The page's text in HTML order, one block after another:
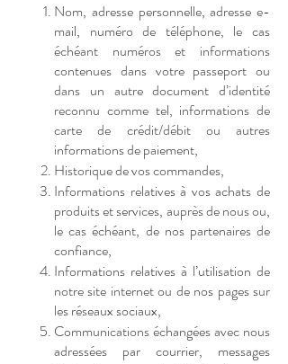
Nom, adresse personnelle, adresse e-
mail, numéro de téléphone, le cas
échéant numéros et informations
contenues dans votre passeport ou
dans un autre document d’identité
reconnu comme tel, informations de
carte de crédit/débit ou autres
informations de paiement,
Historique de vos commandes,
Informations relatives à vos achats de
produits et services, auprès de nous ou,
le cas échéant, de nos partenaires de
confiance,
Informations relatives à l’utilisation de
notre site internet ou de nos pages sur
les réseaux sociaux,
Communications échangées avec nous
adressées par courrier, messages